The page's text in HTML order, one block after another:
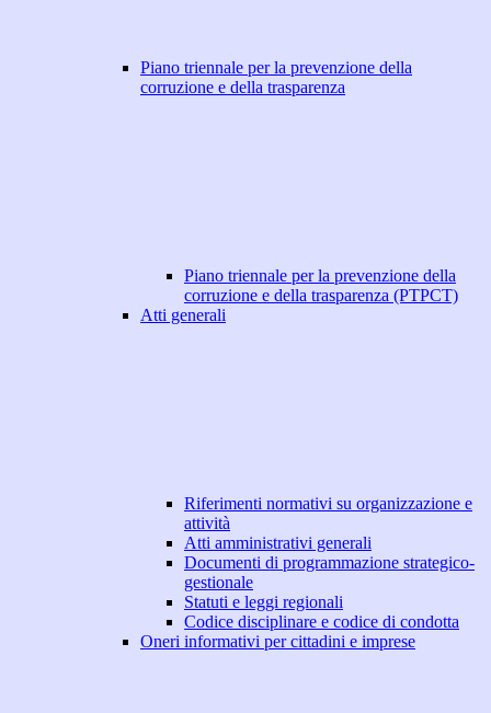
Piano triennale per la prevenzione della
corruzione e della trasparenza
Piano triennale per la prevenzione della
corruzione e della trasparenza (PTPCT)
Atti generali
Riferimenti normativi su organizzazione e
attività
Atti amministrativi generali
Documenti di programmazione strategico-
gestionale
Statuti e leggi regionali
Codice disciplinare e codice di condotta
Oneri informativi per cittadini e imprese